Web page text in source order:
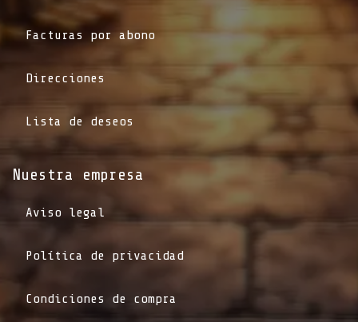
Facturas por abono
Direcciones
Lista de deseos
Nuestra empresa
Aviso legal
Política de privacidad
Condiciones de compra